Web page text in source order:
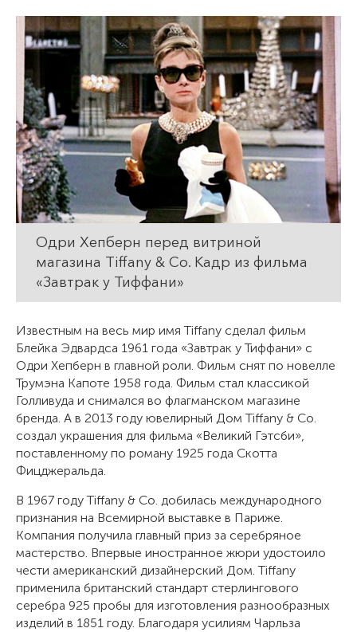
Одри Хепберн перед витриной
магазина Tiffany & Co. Кадр из фильма
«Завтрак у Тиффани»
Известным на весь мир имя Tiffany сделал фильм
Блейка Эдвардса 1961 года «Завтрак у Тиффани» с
Одри Хепберн в главной роли. Фильм снят по новелле
Трумэна Капоте 1958 года. Фильм стал классикой
Голливуда и снимался во флагманском магазине
бренда. А в 2013 году ювелирный Дом Tiffany & Co.
создал украшения для фильма «Великий Гэтсби»,
поставленному по роману 1925 года Скотта
Фицджеральда.
В 1967 году Tiffany & Co. добилась международного
признания на Всемирной выставке в Париже.
Компания получила главный приз за серебряное
мастерство. Впервые иностранное жюри удостоило
чести американский дизайнерский Дом. Tiffany
применила британский стандарт стерлингового
серебра 925 пробы для изготовления разнообразных
изделий в 1851 году. Благодаря усилиям Чарльза